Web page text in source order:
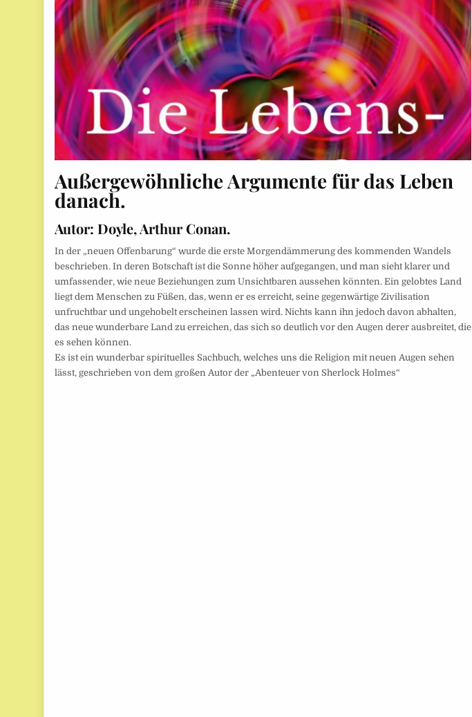
Außergewöhnliche Argumente für das Leben
danach.
Autor: Doyle, Arthur Conan.
In der „neuen Offenbarung“ wurde die erste Morgendämmerung des kommenden Wandels
beschrieben. In deren Botschaft ist die Sonne höher aufgegangen, und man sieht klarer und
umfassender, wie neue Beziehungen zum Unsichtbaren aussehen könnten. Ein gelobtes Land
liegt dem Menschen zu Füßen, das, wenn er es erreicht, seine gegenwärtige Zivilisation
unfruchtbar und ungehobelt erscheinen lassen wird. Nichts kann ihn jedoch davon abhalten,
das neue wunderbare Land zu erreichen, das sich so deutlich vor den Augen derer ausbreitet, die
es sehen können.
Es ist ein wunderbar spirituelles Sachbuch, welches uns die Religion mit neuen Augen sehen
lässt, geschrieben von dem großen Autor der „Abenteuer von Sherlock Holmes“